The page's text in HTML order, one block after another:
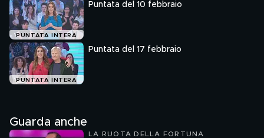
PUNTATA INTERA
Puntata del 10 febbraio
PUNTATA INTERA
Puntata del 17 febbraio
Guarda anche
LA RUOTA DELLA FORTUNA